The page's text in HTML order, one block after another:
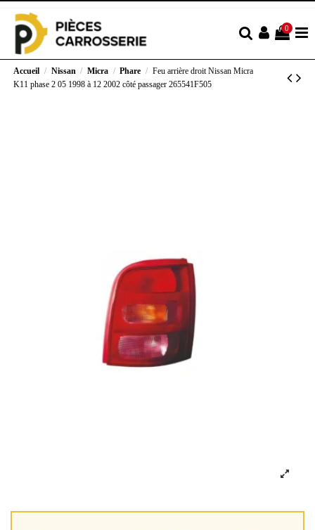
0
Accueil Nissan Micra Phare
Feu arrière droit Nissan Micra
K11 phase 2 05 1998 à 12 2002 côté passager 265541F505